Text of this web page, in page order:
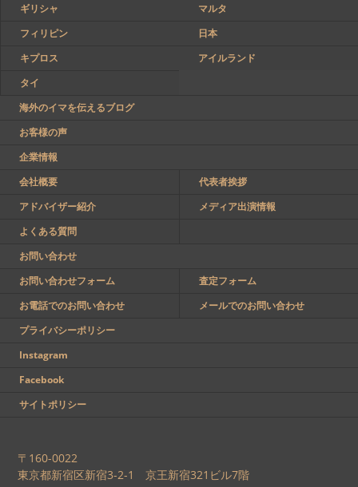
〒160-0022
東京都新宿区新宿3-2-1 京王新宿321ビル7階
ギリシャ
マルタ
フィリピン
日本
キプロス
アイルランド
タイ
海外のイマを伝えるブログ
お客様の声
企業情報
会社概要
代表者挨拶
アドバイザー紹介
メディア出演情報
よくある質問
お問い合わせ
お問い合わせフォーム
査定フォーム
お電話でのお問い合わせ
メールでのお問い合わせ
プライバシーポリシー
Instagram
Facebook
サイトポリシー